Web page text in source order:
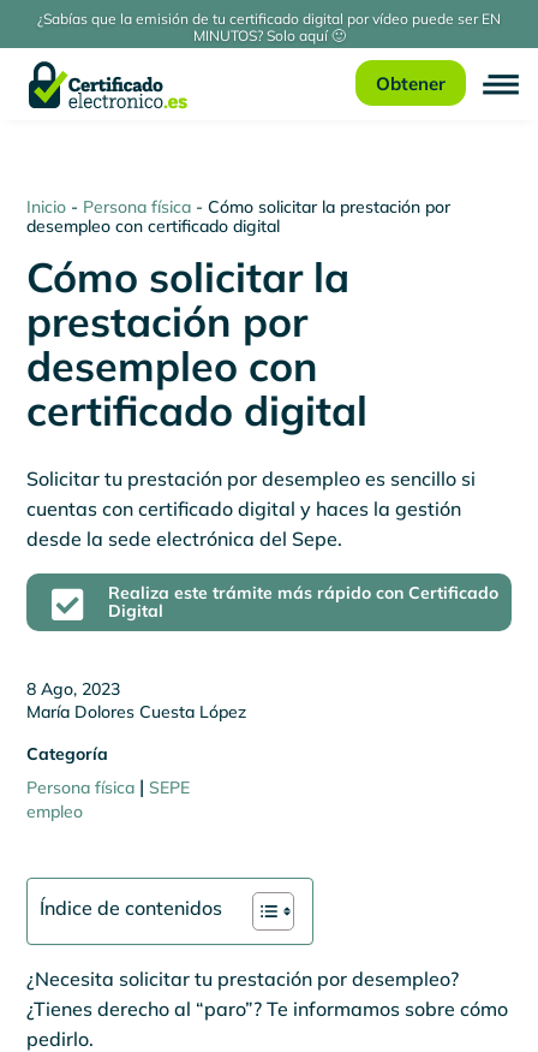
¿Sabías que la emisión de tu certificado digital por vídeo puede ser EN
MINUTOS? Solo aquí 🙂
Obtener
Inicio - Persona física -Cómo solicitar la prestación por
desempleo con certificado digital
Cómo solicitar la
prestación por
desempleo con
certificado digital
Solicitar tu prestación por desempleo es sencillo si
cuentas con certificado digital y haces la gestión
desde la sede electrónica del Sepe.

Realiza este trámite más rápido con Certificado
Digital
8 Ago, 2023
María Dolores Cuesta López
Categoría
Persona física |SEPE
empleo
Índice de contenidos
¿Necesita solicitar tu prestación por desempleo?
¿Tienes derecho al “paro”? Te informamos sobre cómo
pedirlo.